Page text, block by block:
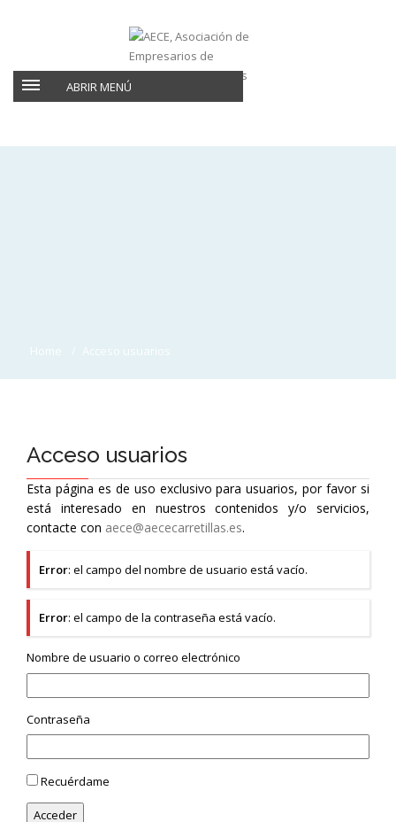
ABRIR MENÚ
Home Acceso usuarios
Acceso usuarios
Esta página es de uso exclusivo para usuarios, por favor si
está interesado en nuestros contenidos y/o servicios,
contacte con aece@aececarretillas.es.
Error: el campo del nombre de usuario está vacío.
Error: el campo de la contraseña está vacío.
Nombre de usuario o correo electrónico
Contraseña
Recuérdame